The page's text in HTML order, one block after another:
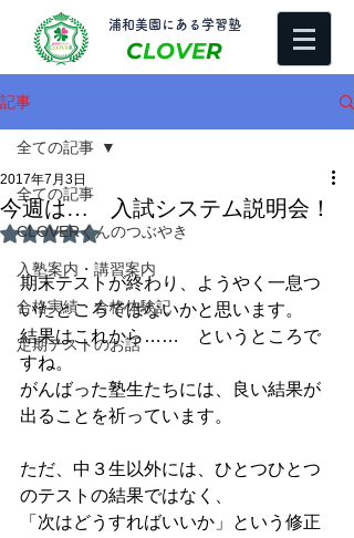
​浦和美園にある学習塾
CLOVER
記事
全ての記事
CLOVERくんのつぶやき
入塾案内・講習案内
合格実績・合格体験記
定期テストのお話
全ての記事
今週は… 入試システム説明会！
2017年7月3日
5つ星のうちNaNと評価されています。
期末テストが終わり、ようやく一息つ
いたところではないかと思います。
結果はこれから……　というところで
すね。
がんばった塾生たちには、良い結果が
出ることを祈っています。
ただ、中３生以外には、ひとつひとつ
のテストの結果ではなく、
「次はどうすればいいか」という修正